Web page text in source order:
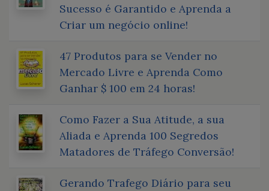
Sucesso é Garantido e Aprenda a
Criar um negócio online!
47 Produtos para se Vender no
Mercado Livre e Aprenda Como
Ganhar $ 100 em 24 horas!
Como Fazer a Sua Atitude, a sua
Aliada e Aprenda 100 Segredos
Matadores de Tráfego Conversão!
Gerando Trafego Diário para seu